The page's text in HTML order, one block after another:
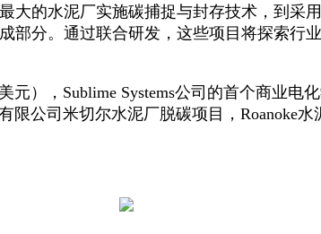
大的水泥厂实施碳捕捉与封存技术，到采
部分。通过联合研发，这些项目将探索行
），Sublime Systems公司的首个商业电
公司米切尔水泥厂脱碳项目，Roanoke